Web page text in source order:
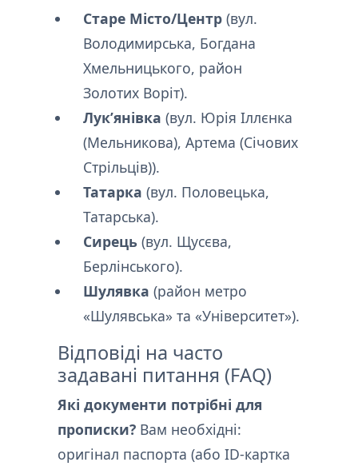
Старе Місто/Центр (вул.
Володимирська, Богдана
Хмельницького, район
Золотих Воріт).
Лук’янівка (вул. Юрія Іллєнка
(Мельникова), Артема (Січових
Стрільців)).
Татарка (вул. Половецька,
Татарська).
Сирець (вул. Щусєва,
Берлінського).
Шулявка (район метро
«Шулявська» та «Університет»).
Відповіді на часто
задавані питання (FAQ)
Які документи потрібні для
прописки? Вам необхідні:
оригінал паспорта (або ID-картка